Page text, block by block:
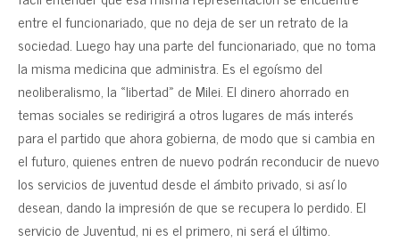
entre el funcionariado, que no deja de ser un retrato de la
sociedad. Luego hay una parte del funcionariado, que no toma
la misma medicina que administra. Es el egoísmo del
neoliberalismo, la «libertad» de Milei. El dinero ahorrado en
temas sociales se redirigirá a otros lugares de más interés
para el partido que ahora gobierna, de modo que si cambia en
el futuro, quienes entren de nuevo podrán reconducir de nuevo
los servicios de juventud desde el ámbito privado, si así lo
desean, dando la impresión de que se recupera lo perdido. El
servicio de Juventud, ni es el primero, ni será el último.